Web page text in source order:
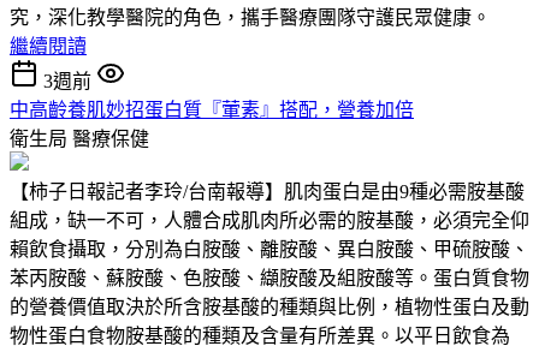
究，深化教學醫院的角色，攜手醫療團隊守護民眾健康。
繼續閱讀
3週前
中高齡養肌妙招蛋白質『葷素』搭配，營養加倍
衛生局 醫療保健
【柿子日報記者李玲/台南報導】肌肉蛋白是由9種必需胺基酸
組成，缺一不可，人體合成肌肉所必需的胺基酸，必須完全仰
賴飲食攝取，分別為白胺酸、離胺酸、異白胺酸、甲硫胺酸、
苯丙胺酸、蘇胺酸、色胺酸、纈胺酸及組胺酸等。蛋白質食物
的營養價值取決於所含胺基酸的種類與比例，植物性蛋白及動
物性蛋白食物胺基酸的種類及含量有所差異。以平日飲食為